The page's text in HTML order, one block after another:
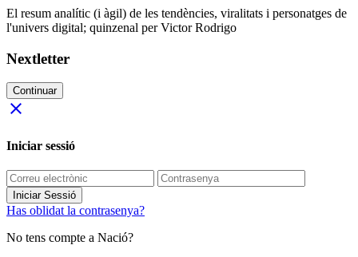
El resum analític (i àgil) de les tendències, viralitats i personatges de
l'univers digital; quinzenal per Victor Rodrigo
Nextletter
Continuar
close
Iniciar sessió
Iniciar Sessió
Has oblidat la contrasenya?
No tens compte a Nació?